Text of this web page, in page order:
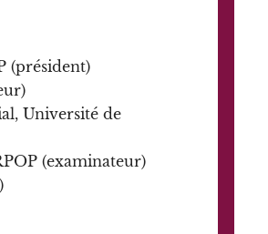
(président)
Université de
(examinateur)